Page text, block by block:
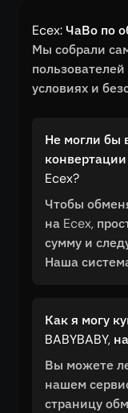
Ecex: ЧаВо по
Мы собрали
условиях и
Не могли бы
конвертации
Ecex?
Чтобы
на Ecex,
сумму и
Наша
Как я могу
BABYBABY,
Вы можете
нашем
страницу